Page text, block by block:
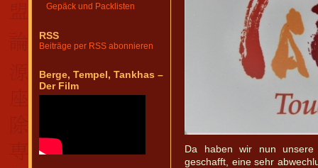
Gepäck und Packlisten
RSS
Beiträge per RSS abonnieren
Berge, Tempel, Tankhas –
Der Film
Da haben wir nun
geschafft, eine sehr